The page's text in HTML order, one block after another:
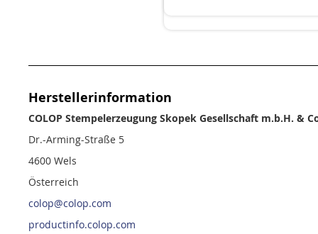
Herstellerinformation
COLOP Stempelerzeugung Skopek Gesellschaft m.b.H. &
Dr.-Arming-Straße 5
4600 Wels
Österreich
colop@colop.com
productinfo.colop.com